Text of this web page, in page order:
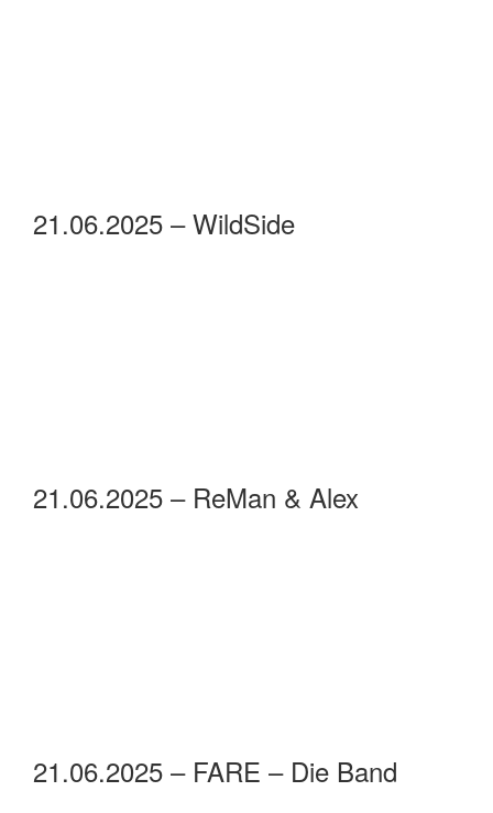
21.06.2025 – WildSide
21.06.2025 – ReMan & Alex
21.06.2025 – FARE – Die Band